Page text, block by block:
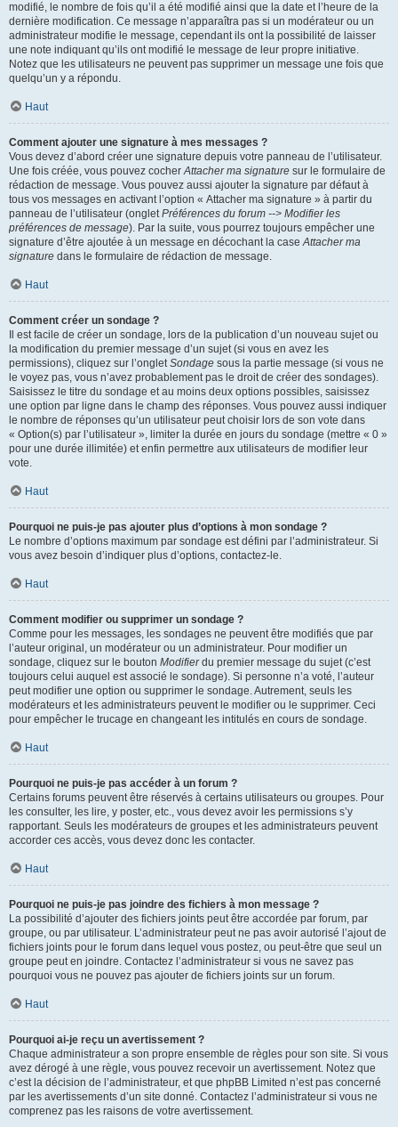
modifié, le nombre de fois qu’il a été modifié ainsi que la date et l’heure de la
dernière modification. Ce message n’apparaîtra pas si un modérateur ou un
administrateur modifie le message, cependant ils ont la possibilité de laisser
une note indiquant qu’ils ont modifié le message de leur propre initiative.
Notez que les utilisateurs ne peuvent pas supprimer un message une fois que
quelqu’un y a répondu.
Haut
Comment ajouter une signature à mes messages ?
Vous devez d’abord créer une signature depuis votre panneau de l’utilisateur.
Une fois créée, vous pouvez cocherAttacher ma signature sur le formulaire de
rédaction de message. Vous pouvez aussi ajouter la signature par défaut à
tous vos messages en activant l’option « Attacher ma signature » à partir du
panneau de l’utilisateur (ongletPréférences du forum --> Modifier les
préférences de message). Par la suite, vous pourrez toujours empêcher une
signature d’être ajoutée à un message en décochant la caseAttacher ma
signature dans le formulaire de rédaction de message.
Haut
Comment créer un sondage ?
Il est facile de créer un sondage, lors de la publication d’un nouveau sujet ou
la modification du premier message d’un sujet (si vous en avez les
permissions), cliquez sur l’ongletSondage sous la partie message (si vous ne
le voyez pas, vous n’avez probablement pas le droit de créer des sondages).
Saisissez le titre du sondage et au moins deux options possibles, saisissez
une option par ligne dans le champ des réponses. Vous pouvez aussi indiquer
le nombre de réponses qu’un utilisateur peut choisir lors de son vote dans
« Option(s) par l’utilisateur », limiter la durée en jours du sondage (mettre « 0 »
pour une durée illimitée) et enfin permettre aux utilisateurs de modifier leur
vote.
Haut
Pourquoi ne puis-je pas ajouter plus d’options à mon sondage ?
Le nombre d’options maximum par sondage est défini par l’administrateur. Si
vous avez besoin d’indiquer plus d’options, contactez-le.
Haut
Comment modifier ou supprimer un sondage ?
Comme pour les messages, les sondages ne peuvent être modifiés que par
l’auteur original, un modérateur ou un administrateur. Pour modifier un
sondage, cliquez sur le bouton Modifierdu premier message du sujet (c’est
toujours celui auquel est associé le sondage). Si personne n’a voté, l’auteur
peut modifier une option ou supprimer le sondage. Autrement, seuls les
modérateurs et les administrateurs peuvent le modifier ou le supprimer. Ceci
pour empêcher le trucage en changeant les intitulés en cours de sondage.
Haut
Pourquoi ne puis-je pas accéder à un forum ?
Certains forums peuvent être réservés à certains utilisateurs ou groupes. Pour
les consulter, les lire, y poster, etc., vous devez avoir les permissions s’y
rapportant. Seuls les modérateurs de groupes et les administrateurs peuvent
accorder ces accès, vous devez donc les contacter.
Haut
Pourquoi ne puis-je pas joindre des fichiers à mon message ?
La possibilité d’ajouter des fichiers joints peut être accordée par forum, par
groupe, ou par utilisateur. L’administrateur peut ne pas avoir autorisé l’ajout de
fichiers joints pour le forum dans lequel vous postez, ou peut-être que seul un
groupe peut en joindre. Contactez l’administrateur si vous ne savez pas
pourquoi vous ne pouvez pas ajouter de fichiers joints sur un forum.
Haut
Pourquoi ai-je reçu un avertissement ?
Chaque administrateur a son propre ensemble de règles pour son site. Si vous
avez dérogé à une règle, vous pouvez recevoir un avertissement. Notez que
c’est la décision de l’administrateur, et que phpBB Limited n’est pas concerné
par les avertissements d’un site donné. Contactez l’administrateur si vous ne
comprenez pas les raisons de votre avertissement.